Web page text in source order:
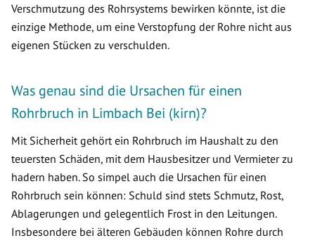
Verschmutzung des Rohrsystems bewirken könnte, ist die
einzige Methode, um eine Verstopfung der Rohre nicht aus
eigenen Stücken zu verschulden.
Was genau sind die Ursachen für einen
Rohrbruch in Limbach Bei (kirn)?
Mit Sicherheit gehört ein Rohrbruch im Haushalt zu den
teuersten Schäden, mit dem Hausbesitzer und Vermieter zu
hadern haben. So simpel auch die Ursachen für einen
Rohrbruch sein können: Schuld sind stets Schmutz, Rost,
Ablagerungen und gelegentlich Frost in den Leitungen.
Insbesondere bei älteren Gebäuden können Rohre durch